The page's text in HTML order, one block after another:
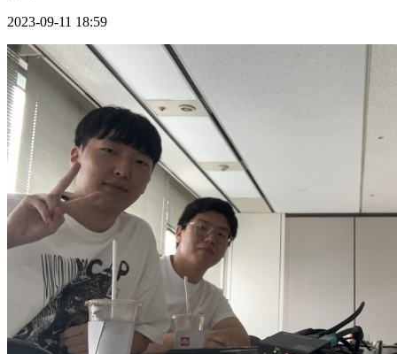
2023-09-11 18:59